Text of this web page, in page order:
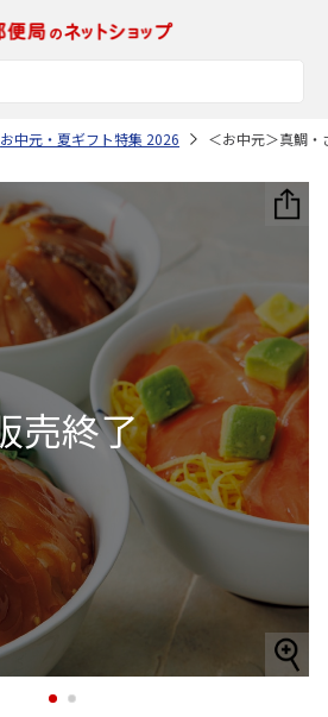
お中元・夏ギフト特集 2026 ＜お中元＞真鯛
1 2